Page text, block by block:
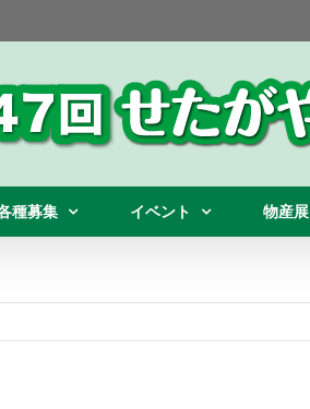
種募集 イベント 物産展